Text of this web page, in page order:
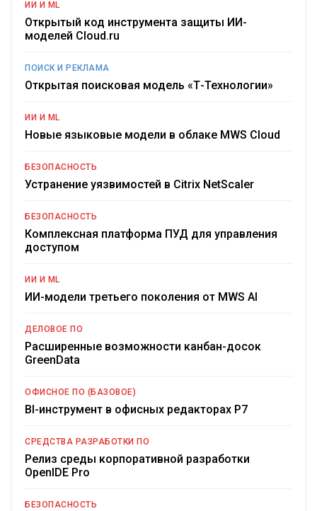
ИИ И ML
Открытый код инструмента защиты ИИ-
моделей Cloud.ru
ПОИСК И РЕКЛАМА
Открытая поисковая модель «Т-Технологии»
ИИ И ML
Новые языковые модели в облаке MWS Cloud
БЕЗОПАСНОСТЬ
Устранение уязвимостей в Citrix NetScaler
БЕЗОПАСНОСТЬ
Комплексная платформа ПУД для управления
доступом
ИИ И ML
ИИ-модели третьего поколения от MWS AI
ДЕЛОВОЕ ПО
Расширенные возможности канбан-досок
GreenData
ОФИСНОЕ ПО (БАЗОВОЕ)
BI-инструмент в офисных редакторах Р7
СРЕДСТВА РАЗРАБОТКИ ПО
Релиз среды корпоративной разработки
OpenIDE Pro
БЕЗОПАСНОСТЬ